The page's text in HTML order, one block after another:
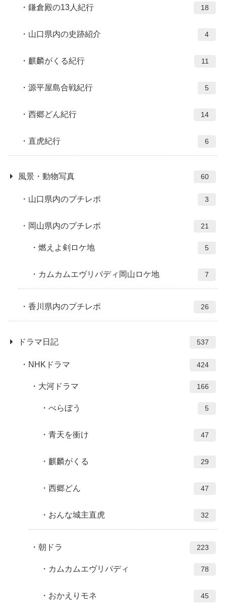
鎌倉殿の13人紀行 18
山口県内の史跡紹介 4
麒麟がくる紀行 11
源平屋島合戦紀行 5
西郷どん紀行 14
直虎紀行 6
風景・動物写真 60
山口県内のプチレポ 3
岡山県内のプチレポ 21
燃えよ剣ロケ地 5
カムカムエヴリバディ岡山ロケ地 7
香川県内のプチレポ 26
ドラマ日記 537
NHKドラマ 424
大河ドラマ 166
べらぼう 5
青天を衝け 47
麒麟がくる 29
西郷どん 47
おんな城主直虎 32
朝ドラ 223
カムカムエヴリバディ 78
おかえりモネ 45